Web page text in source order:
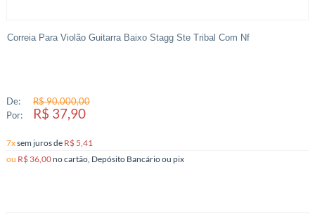
Correia Para Violão Guitarra Baixo Stagg Ste Tribal Com Nf
De:
R$ 90.000,00
Por:
R$ 37,90
7xsem jurosde R$ 5,41
ou R$ 36,00 no cartão, Depósito Bancário ou pix